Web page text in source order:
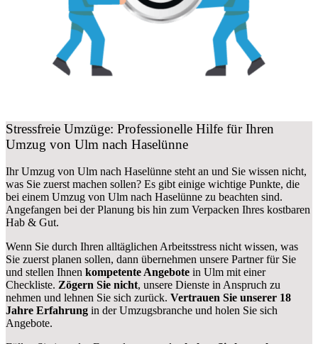
Stressfreie Umzüge: Professionelle Hilfe für Ihren
Umzug von Ulm nach Haselünne
Ihr Umzug von Ulm nach Haselünne steht an und Sie wissen nicht,
was Sie zuerst machen sollen? Es gibt einige wichtige Punkte, die
bei einem Umzug von Ulm nach Haselünne zu beachten sind.
Angefangen bei der Planung bis hin zum Verpacken Ihres kostbaren
Hab & Gut.
Wenn Sie durch Ihren alltäglichen Arbeitsstress nicht wissen, was
Sie zuerst planen sollen, dann übernehmen unsere Partner für Sie
und stellen Ihnen kompetente Angebote in Ulm mit einer
Checkliste. Zögern Sie nicht, unsere Dienste in Anspruch zu
nehmen und lehnen Sie sich zurück. Vertrauen Sie unserer 18
Jahre Erfahrung in der Umzugsbranche und holen Sie sich
Angebote.